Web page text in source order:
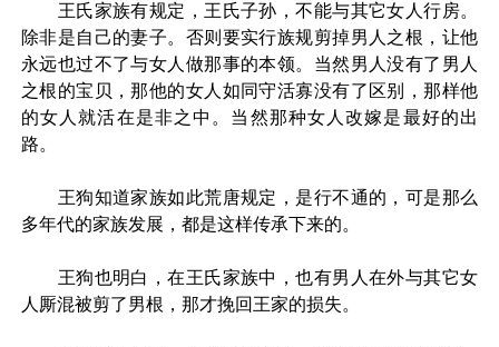
王氏家族有规定，王氏子孙，不能与其它女人行房。
除非是自己的妻子。否则要实行族规剪掉男人之根，让他
永远也过不了与女人做那事的本领。当然男人没有了男人
之根的宝贝，那他的女人如同守活寡没有了区别，那样他
的女人就活在是非之中。当然那种女人改嫁是最好的出
路。
王狗知道家族如此荒唐规定，是行不通的，可是那么
多年代的家族发展，都是这样传承下来的。
王狗也明白，在王氏家族中，也有男人在外与其它女
人厮混被剪了男根，那才挽回王家的损失。